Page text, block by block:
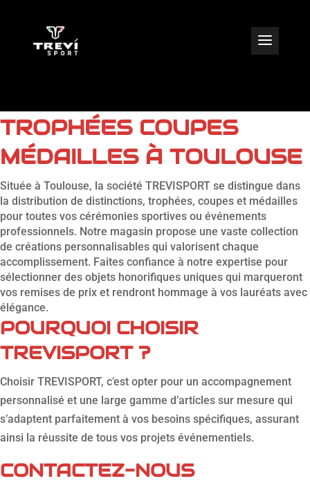
TROPHÉES COUPES
MÉDAILLES À TOULOUSE
Située à Toulouse, la société TREVISPORT se distingue dans
la distribution de distinctions, trophées, coupes et médailles
pour toutes vos cérémonies sportives ou événements
professionnels. Notre magasin propose une vaste collection
de créations personnalisables qui valorisent chaque
accomplissement. Faites confiance à notre expertise pour
sélectionner des objets honorifiques uniques qui marqueront
vos remises de prix et rendront hommage à vos lauréats avec
élégance.
POURQUOI CHOISIR
TREVISPORT ?
Choisir TREVISPORT, c’est opter pour un accompagnement
personnalisé et une large gamme d’articles sur mesure qui
s’adaptent parfaitement à vos besoins spécifiques, assurant
ainsi la réussite de tous vos projets événementiels.
CONTACTEZ-NOUS